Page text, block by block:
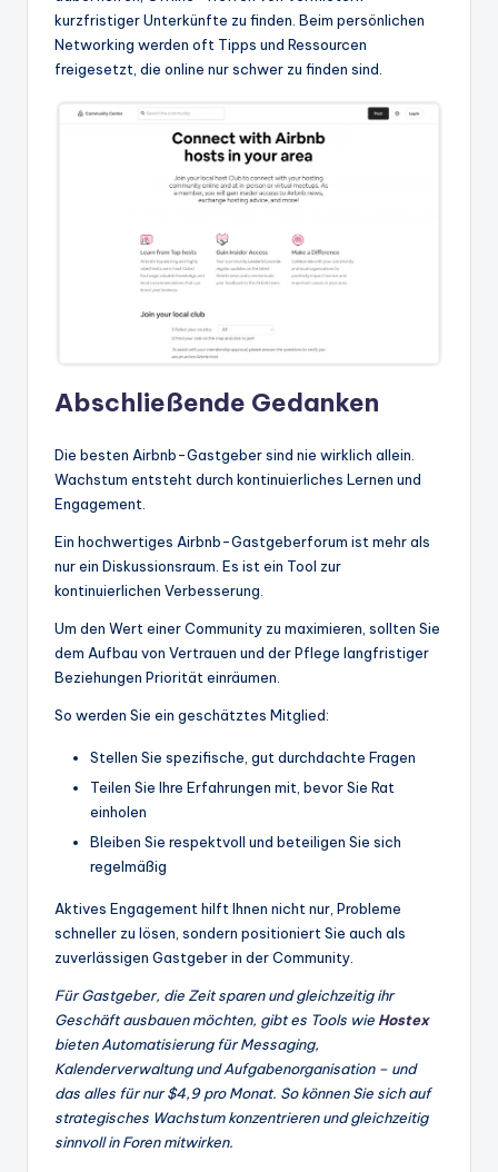
kurzfristiger Unterkünfte zu finden. Beim persönlichen
Networking werden oft Tipps und Ressourcen
freigesetzt, die online nur schwer zu finden sind.
Abschließende Gedanken
Die besten Airbnb-Gastgeber sind nie wirklich allein.
Wachstum entsteht durch kontinuierliches Lernen und
Engagement.
Ein hochwertiges Airbnb-Gastgeberforum ist mehr als
nur ein Diskussionsraum. Es ist ein Tool zur
kontinuierlichen Verbesserung.
Um den Wert einer Community zu maximieren, sollten Sie
dem Aufbau von Vertrauen und der Pflege langfristiger
Beziehungen Priorität einräumen.
So werden Sie ein geschätztes Mitglied:
Stellen Sie spezifische, gut durchdachte Fragen
Teilen Sie Ihre Erfahrungen mit, bevor Sie Rat
einholen
Bleiben Sie respektvoll und beteiligen Sie sich
regelmäßig
Aktives Engagement hilft Ihnen nicht nur, Probleme
schneller zu lösen, sondern positioniert Sie auch als
zuverlässigen Gastgeber in der Community.
Für Gastgeber, die Zeit sparen und gleichzeitig ihr
Geschäft ausbauen möchten, gibt es Tools wie Hostex
bieten Automatisierung für Messaging,
Kalenderverwaltung und Aufgabenorganisation – und
das alles für nur $4,9 pro Monat. So können Sie sich auf
strategisches Wachstum konzentrieren und gleichzeitig
sinnvoll in Foren mitwirken.